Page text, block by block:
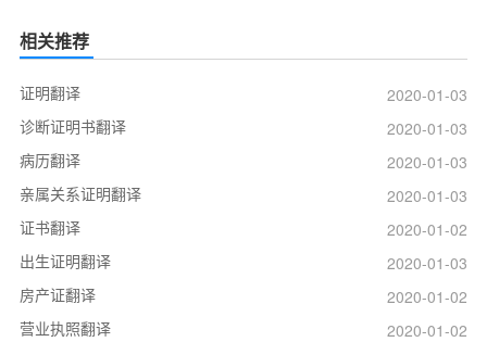
相关推荐
证明翻译
2020-01-03
诊断证明书翻译
2020-01-03
病历翻译
2020-01-03
亲属关系证明翻译
2020-01-03
证书翻译
2020-01-02
出生证明翻译
2020-01-03
房产证翻译
2020-01-02
营业执照翻译
2020-01-02